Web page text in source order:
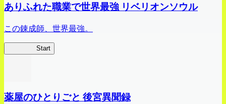
ありふれた職業で世界最強 リベリオンソウル
この錬成師、世界最強。
Start
薬屋のひとりごと 後宮異聞録